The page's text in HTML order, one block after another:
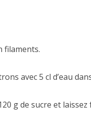
filaments.
avec 5 cl d’eau
g de sucre et laissez